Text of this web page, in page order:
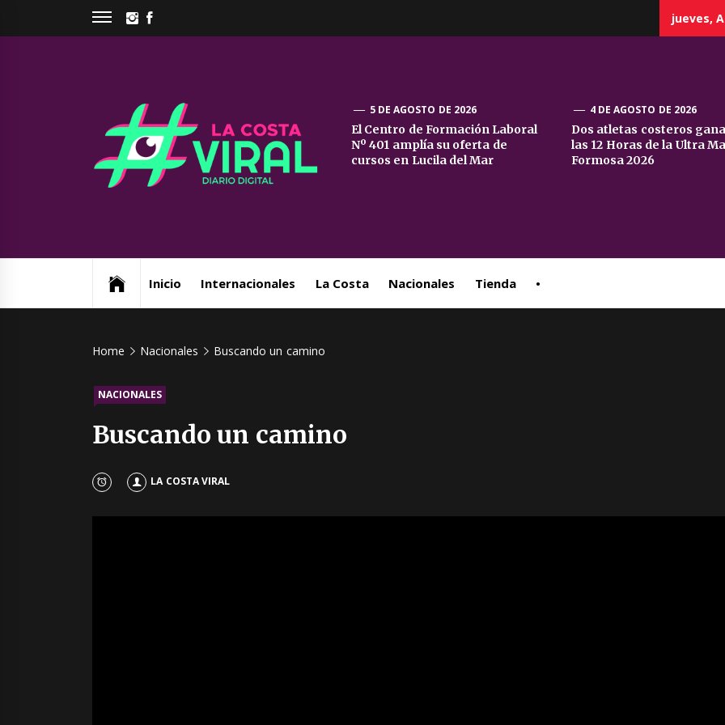
INSTAGRAM
jueves,
La
Costa
5 DE AGOSTO DE 2026
El Centro de Formación Laboral
Nº 401 amplía su oferta de
cursos en Lucila del Mar
4 DE AGOSTO DE 2026
Dos atletas costeros
las 12 Horas de la Ultra
Formosa 2026
Inicio Internacionales La Costa Nacionales Tienda •
Home Nacionales Buscando un camino
NACIONALES
Buscando un camino
LA COSTA VIRAL